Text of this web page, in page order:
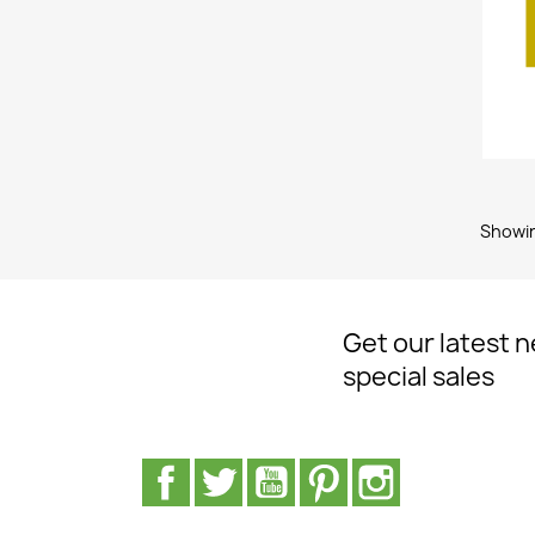
Get our latest
special sales
Facebook
Twitter YoutubePinterest